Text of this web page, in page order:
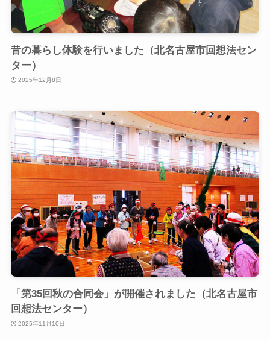
昔の暮らし体験を行いました（北名古屋市回想法セン
ター）
2025年12月8日
「第35回秋の合同会」が開催されました（北名古屋市
回想法センター）
2025年11月10日